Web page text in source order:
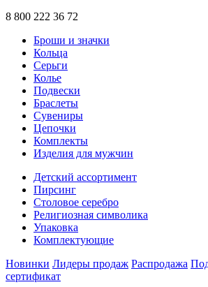
8 800 222 36 72
Броши и значки
Кольца
Серьги
Колье
Подвески
Браслеты
Сувениры
Цепочки
Комплекты
Изделия для мужчин
Детский ассортимент
Пирсинг
Столовое серебро
Религиозная символика
Упаковка
Комплектующие
Новинки Лидеры продаж Распродажа
сертификат